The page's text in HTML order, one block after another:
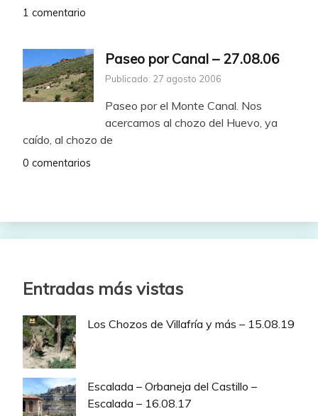
1 comentario
Paseo por Canal – 27.08.06
Publicado: 27 agosto 2006
Paseo por el Monte Canal. Nos
acercamos al chozo del Huevo, ya
caído, al chozo de
0 comentarios
Entradas más vistas
Los Chozos de Villafría y más – 15.08.19
Escalada – Orbaneja del Castillo –
Escalada – 16.08.17